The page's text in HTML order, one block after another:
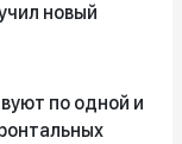
новый
по одной и